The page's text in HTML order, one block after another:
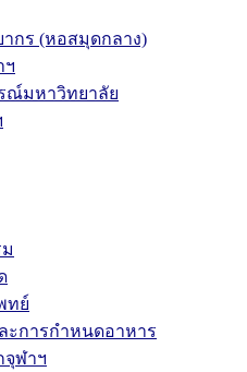
กร (หอสมุดกลาง)
ฯ
ณ์มหาวิทยาลัย
ทย์
การกำหนดอาหาร
จุฬาฯ